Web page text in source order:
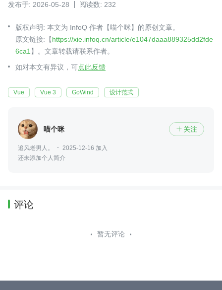
发布于: 2026-05-28 阅读数: 232
版权声明: 本文为 InfoQ 作者【喵个咪】的原创文章。
原文链接:【https://xie.infoq.cn/article/e1047daaa889325dd2fde
6ca1 】。文章转载请联系作者。
如对本文有异议，可点此反馈
Vue Vue 3 GoWind 设计范式
喵个咪  关注
追风老男人。
2025-12-16 加入
还未添加个人简介
评论
暂无评论